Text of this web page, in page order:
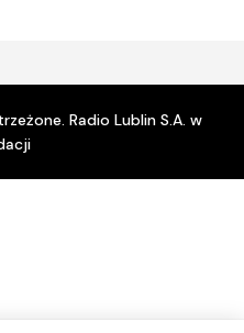
Radio Lublin S.A. w